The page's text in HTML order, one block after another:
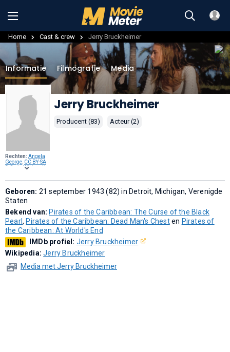
Home Cast & crew Jerry Bruckheimer
Rechten: Angela
George, CC BY-SA
3.0 , via Wikimedia
Informatie Filmografie Media
Jerry Bruckheimer
Producent (83) Acteur (2)
Geboren: 21 september 1943 (82) in Detroit, Michigan, Verenigde
Staten
Bekend van: Pirates of the Caribbean: The Curse of the Black
Pearl, Pirates of the Caribbean: Dead Man's Chesten Pirates of
the Caribbean: At World's End
IMDb profiel: Jerry Bruckheimer
Wikipedia:Jerry Bruckheimer
Media met Jerry Bruckheimer